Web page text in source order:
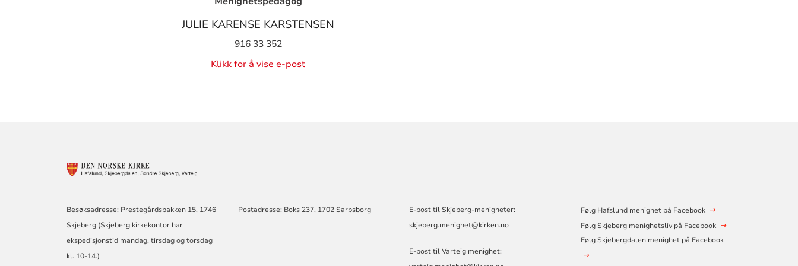
JULIE KARENSE KARSTENSEN
916 33 352
Klikk for å vise e-post
FOR
SKJEBERG,
HAFSLUND,
VARTEIG
Besøksadresse: Prestegårdsbakken 15, 1746
Skjeberg (Skjeberg kirkekontor har
ekspedisjonstid mandag, tirsdag og torsdag
kl. 10-14.)
Postadresse: Boks 237, 1702 Sarpsborg
E-post til Skjeberg-menigheter:
skjeberg.menighet@kirken.no
E-post til Varteig menighet:
Følg Hafslund menighet på Facebook
Følg Skjeberg menighetsliv på Facebook
Følg Skjebergdalen menighet på Facebook